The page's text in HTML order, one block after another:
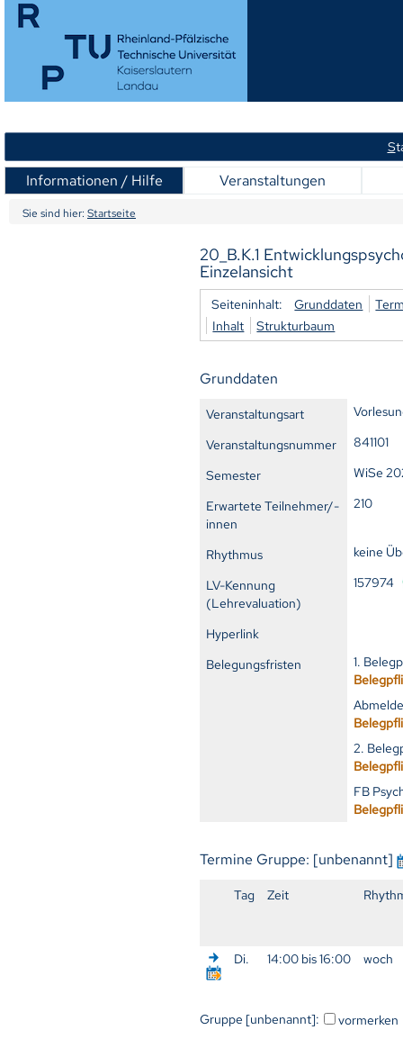
S
Informationen / Hilfe Veranstaltungen
Sie sind hier: Startseite
20_B.K.1
Einzelansicht
Seiteninhalt: Grunddaten
Inhalt
Strukturbaum
Grunddaten
Veranstaltungsart
Veranstaltungsnummer
841101
Semester
WiSe
Erwartete Teilnehmer/-
innen
210
Rhythmus
keine
LV-Kennung
(Lehrevaluation)
157974
Hyperlink
Belegungsfristen
1.
2.
FB
Termine Gruppe: [unbenannt]
Tag Zeit
Di. 14:00 bis 16:00 woch
Gruppe [unbenannt]: vormerken